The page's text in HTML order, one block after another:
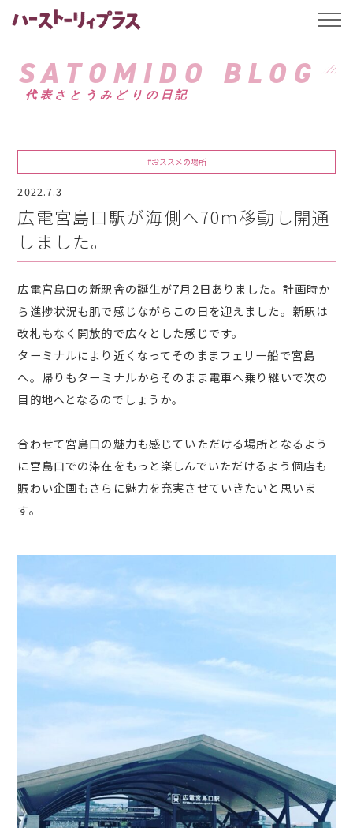
ハーストーリィプ
SATOMIDO BLOG
代表さとうみどりの日記
#おススメの場所
2022.7.3
広電宮島口駅が海側へ70ｍ移動し開通
しました。
広電宮島口の新駅舎の誕生が7月2日ありました。計画時か
ら進捗状況も肌で感じながらこの日を迎えました。新駅は
改札もなく開放的で広々とした感じです。
ターミナルにより近くなってそのままフェリー船で宮島
へ。帰りもターミナルからそのまま電車へ乗り継いで次の
目的地へとなるのでしょうか。
合わせて宮島口の魅力も感じていただける場所となるよう
に宮島口での滞在をもっと楽しんでいただけるよう個店も
賑わい企画もさらに魅力を充実させていきたいと思いま
す。
t
l
a